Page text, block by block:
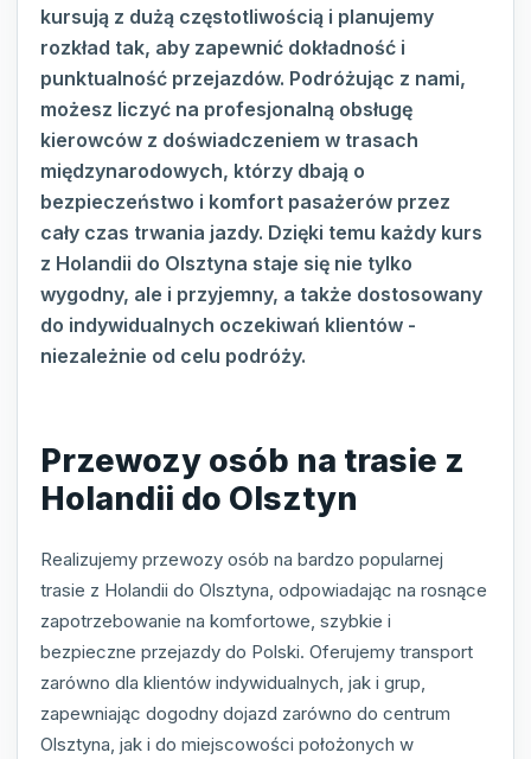
kursują z dużą częstotliwością i planujemy
rozkład tak, aby zapewnić dokładność i
punktualność przejazdów. Podróżując z nami,
możesz liczyć na profesjonalną obsługę
kierowców z doświadczeniem w trasach
międzynarodowych, którzy dbają o
bezpieczeństwo i komfort pasażerów przez
cały czas trwania jazdy. Dzięki temu każdy kurs
z Holandii do Olsztyna staje się nie tylko
wygodny, ale i przyjemny, a także dostosowany
do indywidualnych oczekiwań klientów -
niezależnie od celu podróży.
Przewozy osób na trasie z
Holandii do Olsztyn
Realizujemy przewozy osób na bardzo popularnej
trasie z Holandii do Olsztyna, odpowiadając na rosnące
zapotrzebowanie na komfortowe, szybkie i
bezpieczne przejazdy do Polski. Oferujemy transport
zarówno dla klientów indywidualnych, jak i grup,
zapewniając dogodny dojazd zarówno do centrum
Olsztyna, jak i do miejscowości położonych w